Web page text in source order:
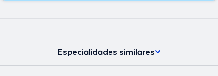
Especialidades similares